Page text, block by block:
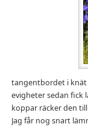
tangentbordet i knät
evigheter sedan fick
koppar räcker den
Jag får nog snart